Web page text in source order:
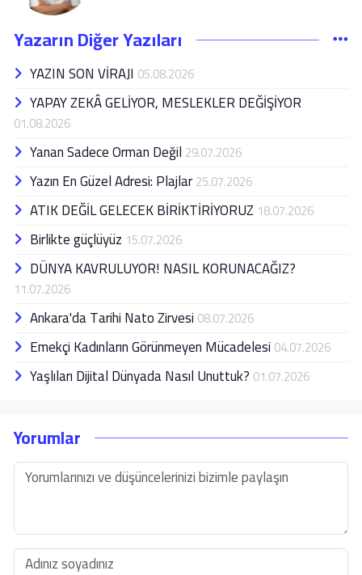
Yazarın Diğer Yazıları
YAZIN SON VİRAJI 05.08.2026
YAPAY ZEKÂ GELİYOR, MESLEKLER DEĞİŞİYOR
01.08.2026
Yanan Sadece Orman Değil 29.07.2026
Yazın En Güzel Adresi: Plajlar25.07.2026
ATIK DEĞİL GELECEK BİRİKTİRİYORUZ 18.07.2026
Birlikte güçlüyüz 15.07.2026
DÜNYA KAVRULUYOR! NASIL KORUNACAĞIZ?
11.07.2026
Ankara'da Tarihi Nato Zirvesi 08.07.2026
Emekçi Kadınların Görünmeyen Mücadelesi 04.07.2026
Yaşlıları Dijital Dünyada Nasıl Unuttuk? 01.07.2026
Yorumlar